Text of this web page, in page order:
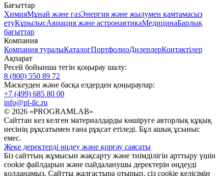
Бағыттар
ХимияМұнай және газЭнергия және жылумен қамтамасыз
етуҚұрылысАвиация және астронавтикаМедицинаБарлық
бағыттар
Компания
Компания туралыКаталогПортфолиоДилерлерКонтактілер
Ақпарат
Ресей бойынша тегін қоңырау шалу:
8 (800) 550 89 72
Мәскеуден және басқа елдерден қоңыраулар:
+7 (499) 685 80 00
info@pl-llc.ru
© 2026 «PROGRAMLAB»
Сайттан кез келген материалдарды көшіруге авторлық құқық
иесінің рұқсатымен ғана рұқсат етіледі. Бұл ашық ұсыныс
емес.
Жеке деректерді өңдеу және қорғау саясаты
Біз сайттың жұмысын жақсарту және тиімділігін арттыру үшін
cookie файлдарын және пайдаланушы деректерін өңдеуді
қолданамыз. Сайтты жалғастыра отырып, сіз cookie келісімін